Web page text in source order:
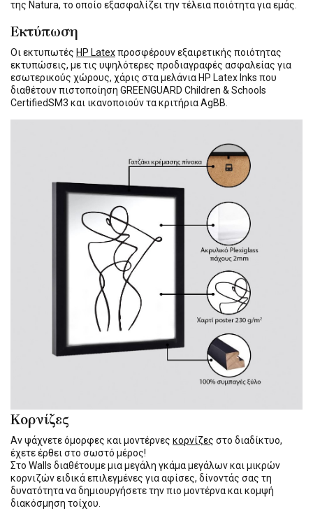
της Natura, το οποίο εξασφαλίζει την τέλεια ποιότητα για εμάς.
Εκτύπωση
Οι εκτυπωτές HP Latexπροσφέρουν εξαιρετικής ποιότητας
εκτυπώσεις, με τις υψηλότερες προδιαγραφές ασφαλείας για
εσωτερικούς χώρους, χάρις στα μελάνια HP Latex Inks που
διαθέτουν πιστοποίηση GREENGUARD Children & Schools
CertifiedSM3 και ικανοποιούν τα κριτήρια AgBB.
Κορνίζες
Αν ψάχνετε όμορφες και μοντέρνες κορνίζες στο διαδίκτυο,
έχετε έρθει στο σωστό μέρος!
Στο Walls διαθέτουμε μια μεγάλη γκάμα μεγάλων και μικρών
κορνιζών ειδικά επιλεγμένες για αφίσες, δίνοντάς σας τη
δυνατότητα να δημιουργήσετε την πιο μοντέρνα και κομψή
διακόσμηση τοίχου.